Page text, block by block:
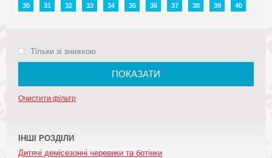
30 31 32 33 34 35 36 37 38 39 40
Тільки зі знижкою
ПОКАЗАТИ
Очистити фільтр
ІНШІ РОЗДІЛИ
Дитячі демісезонні черевики та ботінки